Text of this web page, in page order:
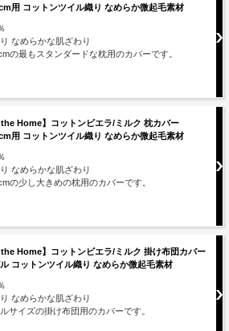
用 コットンツイル織り なめらか微起毛素材
なめらかな肌ざわり
の最もスタンダードな枕用のカバーです。
the Home】コットンビエラ/ミルク 枕カバー
用 コットンツイル織り なめらか微起毛素材
なめらかな肌ざわり
の少し大きめの枕用のカバーです。
the Home】コットンビエラ/ミルク 掛け布団カバー
コットンツイル織り なめらか微起毛素材
なめらかな肌ざわり
サイズの掛け布団用のカバーです。